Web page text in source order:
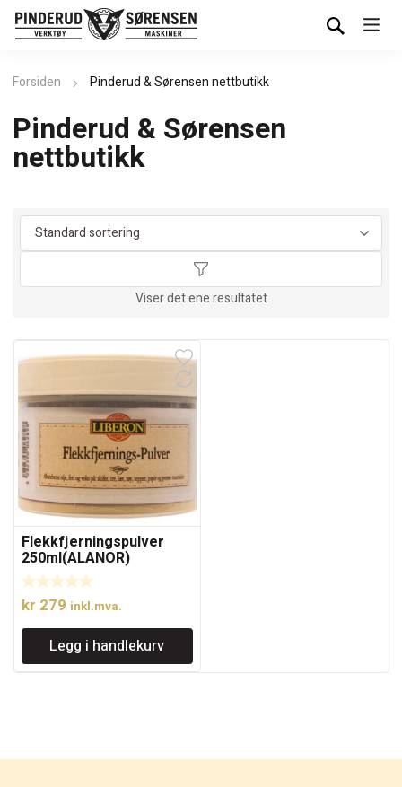
Forsiden Pinderud & Sørensen nettbutikk
Pinderud & Sørensen
nettbutikk
Viser det ene resultatet
Flekkfjerningspulver
250ml(ALANOR)
kr 279 inkl.mva.
Legg i handlekurv